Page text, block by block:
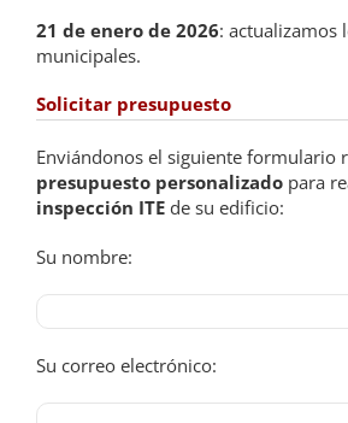
21 de enero de 2026: actualizamos
municipales.
Solicitar presupuesto
Enviándonos el siguiente formulario
presupuesto personalizadopara
inspección ITEde su edificio:
Su nombre:
Su correo electrónico: